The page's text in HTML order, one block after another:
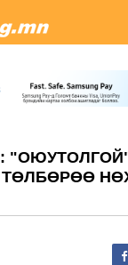
ТӨЛБӨРӨӨ